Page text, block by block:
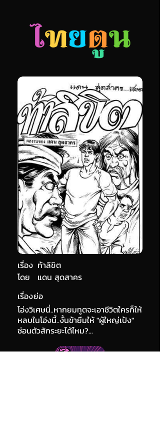
เรื่อง ท้าลิขิต
แดน สุดสาคร
โดย
เรื่องย่อ
โอ่งวิเศษนี่..หากยมทูตจะเอาชีวิตใครก็ให้
หลบในโอ่งนี้..งั้นข้ายืมให้ "ผู้ใหญ่เป้ง"
ซ่อนตัวสักระยะได้ไหม?...